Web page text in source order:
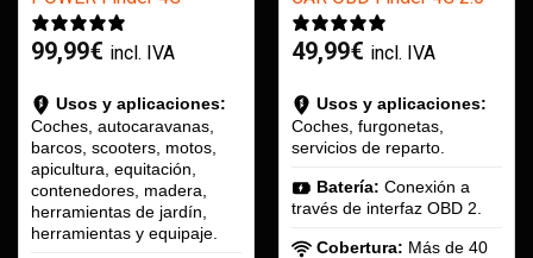
99,99€ incl. IVA
Usos y aplicaciones:
Coches, autocaravanas,
barcos, scooters, motos,
apicultura, equitación,
contenedores, madera,
herramientas de jardín,
herramientas y equipaje.
49,99€ incl. IVA
Usos y aplicaciones:
Coches, furgonetas,
servicios de reparto.
Batería: Conexión a
través de interfaz OBD 2.
Cobertura: Más de 40